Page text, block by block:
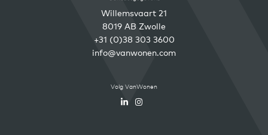
Willemsvaart 21
8019 AB Zwolle
+31 (0)38 303 3600
info@vanwonen.com
Volg VanWonen